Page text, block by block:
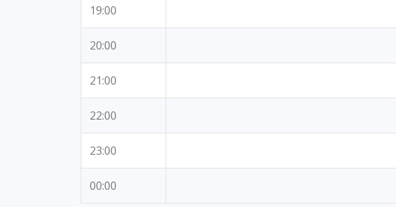
19:00
20:00
21:00
22:00
23:00
00:00